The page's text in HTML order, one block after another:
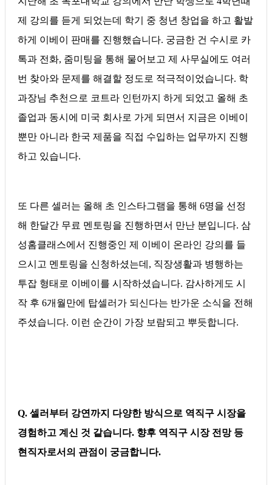
제 강의를 듣게 되었는데 학기 중 청년 창업을 하고 활발
하게 이베이 판매를 진행했습니다. 궁금한 건 수시로 카
톡과 전화, 줌미팅을 통해 물어보고 제 사무실에도 여러
번 찾아와 문제를 해결할 정도로 적극적이었습니다. 학
과장님 추천으로 코트라 인턴까지 하게 되었고 올해 초
졸업과 동시에 미국 회사로 가게 되면서 지금은 이베이
뿐만 아니라 한국 제품을 직접 수입하는 업무까지 진행
하고 있습니다.
또 다른 셀러는 올해 초 인스타그램을 통해 6명을 선정
해 한달간 무료 멘토링을 진행하면서 만난 분입니다. 삼
성홈클래스에서 진행중인 제 이베이 온라인 강의를 들
으시고 멘토링을 신청하셨는데, 직장생활과 병행하는
투잡 형태로 이베이를 시작하셨습니다. 감사하게도 시
작 후 6개월만에 탑셀러가 되신다는 반가운 소식을 전해
주셨습니다. 이런 순간이 가장 보람되고 뿌듯합니다.
Q. 셀러부터 강연까지 다양한 방식으로 역직구 시장을
경험하고 계신 것 같습니다. 향후 역직구 시장 전망 등
현직자로서의 관점이 궁금합니다.